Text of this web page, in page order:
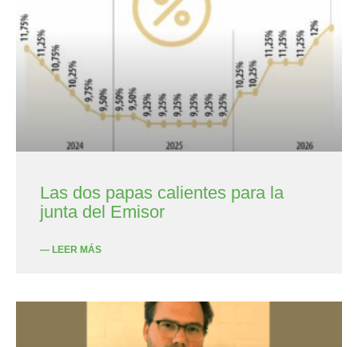
Las dos papas calientes para la
junta del Emisor
— LEER MÁS